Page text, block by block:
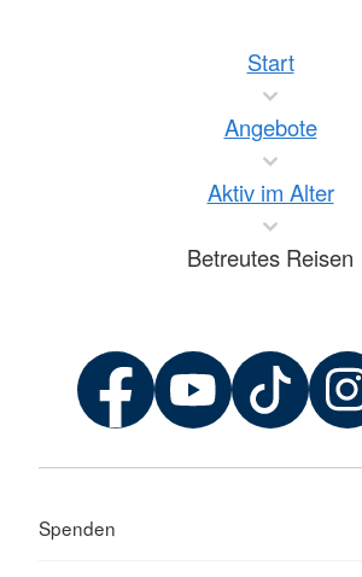
Start
Angebote
Aktiv im Alter
Betreutes Reisen
Spenden